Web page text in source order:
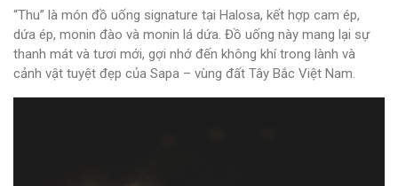
“Thu” là món đồ uống signature tại Halosa, kết hợp cam ép,
dứa ép, monin đào và monin lá dứa. Đồ uống này mang lại sự
thanh mát và tươi mới, gợi nhớ đến không khí trong lành và
cảnh vật tuyệt đẹp của Sapa – vùng đất Tây Bắc Việt Nam.